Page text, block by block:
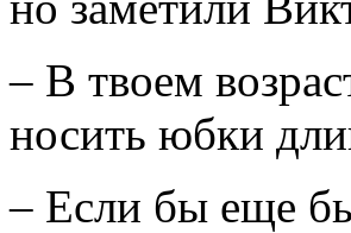
– В твоем
носить юбки
– Если бы еще